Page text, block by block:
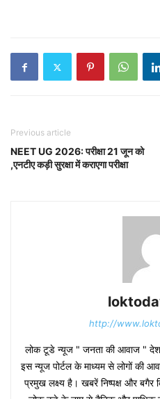
Previous article
NEET UG 2026: परीक्षा 21 जून को
,एनटीए कड़ी सुरक्षा में कराएगा परीक्षा
http://
लोक टूडे न्यूज " जनता की आवाज " देश
इस न्यूज पोर्टल के माध्यम से लोगों की
प्रमुख लक्ष्य है। खबरें निष्पक्ष और बगैर